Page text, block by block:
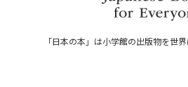
「日本の本」は小学館の出版物を世